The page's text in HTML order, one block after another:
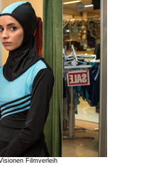
Filmverleih